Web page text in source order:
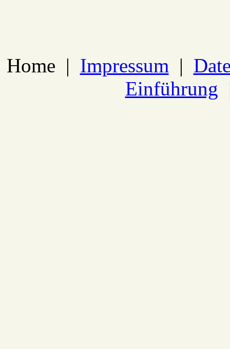
Home | Impressum |
Einführung